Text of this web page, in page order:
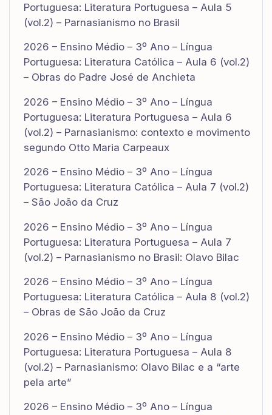
Portuguesa: Literatura Portuguesa – Aula 5
(vol.2) – Parnasianismo no Brasil
2026 – Ensino Médio – 3º Ano – Língua
Portuguesa: Literatura Católica – Aula 6 (vol.2)
– Obras do Padre José de Anchieta
2026 – Ensino Médio – 3º Ano – Língua
Portuguesa: Literatura Portuguesa – Aula 6
(vol.2) – Parnasianismo: contexto e movimento
segundo Otto Maria Carpeaux
2026 – Ensino Médio – 3º Ano – Língua
Portuguesa: Literatura Católica – Aula 7 (vol.2)
– São João da Cruz
2026 – Ensino Médio – 3º Ano – Língua
Portuguesa: Literatura Portuguesa – Aula 7
(vol.2) – Parnasianismo no Brasil: Olavo Bilac
2026 – Ensino Médio – 3º Ano – Língua
Portuguesa: Literatura Católica – Aula 8 (vol.2)
– Obras de São João da Cruz
2026 – Ensino Médio – 3º Ano – Língua
Portuguesa: Literatura Portuguesa – Aula 8
(vol.2) – Parnasianismo: Olavo Bilac e a “arte
pela arte”
2026 – Ensino Médio – 3º Ano – Língua